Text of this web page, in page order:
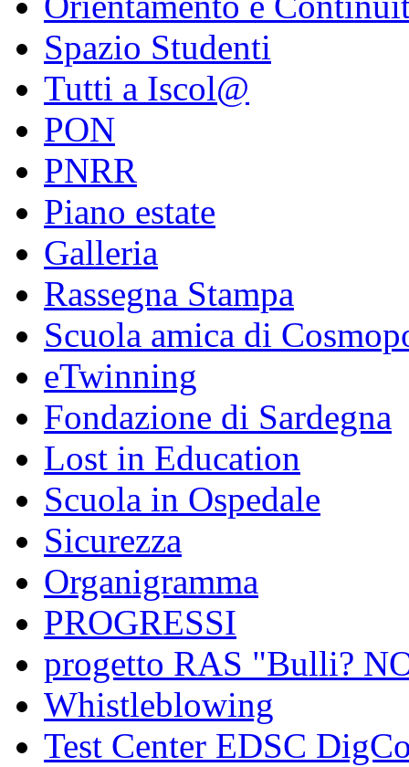
Spazio Studenti
Tutti a Iscol@
PON
PNRR
Piano estate
Galleria
Rassegna Stampa
Scuola amica di
eTwinning
Fondazione di Sardegna
Lost in Education
Scuola in Ospedale
Sicurezza
Organigramma
PROGRESSI
progetto RAS "Bulli?
Whistleblowing
Test Center EDSC